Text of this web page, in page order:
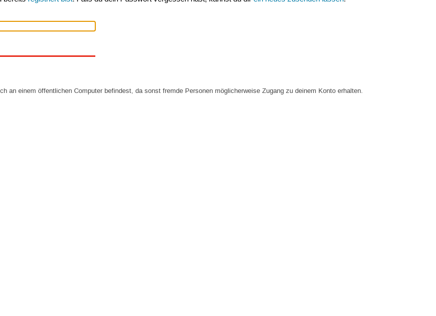
an einem öffentlichen Computer befindest, da sonst fremde Personen möglicherweise Zugang zu deinem Konto erhalten.